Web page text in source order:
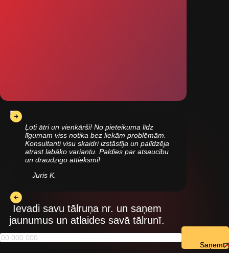
Ļoti ātri un vienkārši! No pieteikuma līdz
līgumam viss notika bez liekām problēmām.
Konsultanti visu skaidri izstāstīja un palīdzēja
atrast labāko variantu. Paldies par atsaucību
un draudzīgo attieksmi!
Juris K.
Ievadi savu tālruņa nr. un saņem
jaunumus un atlaides savā tālrunī.